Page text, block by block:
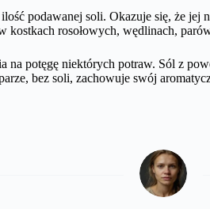
podawanej soli. Okazuje się, że
kostkach rosołowych, wędlinach,
na potęgę niektórych potraw. Sól z
bez soli, zachowuje swój